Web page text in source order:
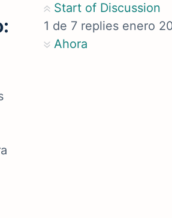
Start of Discussion
1 de 7 replies enero
Ahora